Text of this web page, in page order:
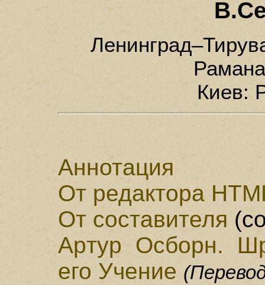
Киев:
Аннотация
От редактора
От составителя
Аpтyp Осбоpн.
его Учение